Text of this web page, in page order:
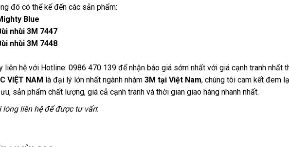
đó có thể kể đến các sản phẩm:
Blue
nhùi 3M 7447
nhùi 3M 7448
liên hệ với Hotline: 0986 470 139 để nhận báo giá sớm nhất với giá cạnh tranh nhất
VIỆT NAM là đại lý lớn nhất ngành nhám 3M tại Việt Nam, chúng tôi cam kết đem
sản phẩm chất lượng, giá cả cạnh tranh và thời gian giao hàng nhanh nhất.
lòng liên hệ để được tư vấn: